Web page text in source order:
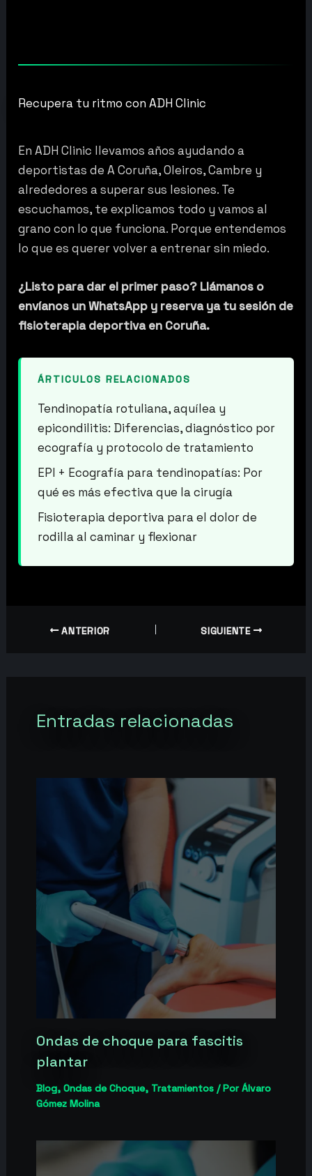
Recupera tu ritmo con ADH Clinic
En ADH Clinic llevamos años ayudando a
deportistas de A Coruña, Oleiros, Cambre y
alrededores a superar sus lesiones. Te
escuchamos, te explicamos todo y vamos al
grano con lo que funciona. Porque entendemos
lo que es querer volver a entrenar sin miedo.
¿Listo para dar el primer paso? Llámanos o
envíanos un WhatsApp y reserva ya tu sesión de
fisioterapia deportiva en Coruña.
ÁRTICULOS RELACIONADOS
Tendinopatía rotuliana, aquílea y
epicondilitis: Diferencias, diagnóstico por
ecografía y protocolo de tratamiento
EPI + Ecografía para tendinopatías: Por
qué es más efectiva que la cirugía
Fisioterapia deportiva para el dolor de
rodilla al caminar y flexionar
ANTERIOR SIGUIENTE
Entradas relacionadas
Ondas de choque para fascitis
plantar
Blog, Ondas de Choque, Tratamientos/ PorÁlvaro
Gómez Molina